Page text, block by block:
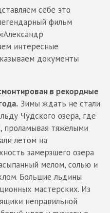
себе это
фильм
интересные
документы
в рекордные
Зимы ждать не стали
Чудского озера, где
проламывая тяжелыми
летом на
замерзшего озера
мелом, солью и
Большие льдины
мастерских. Из
неправильной